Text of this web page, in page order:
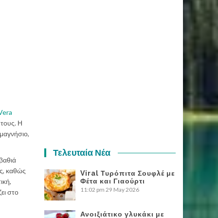
Η
καθώς
στο
Τελευταία Νέα
Viral Τυρόπιτα Σουφλέ με
Φέτα και Γιαούρτι
11:02 pm 29 May 2026
Ανοιξιάτικο γλυκάκι με